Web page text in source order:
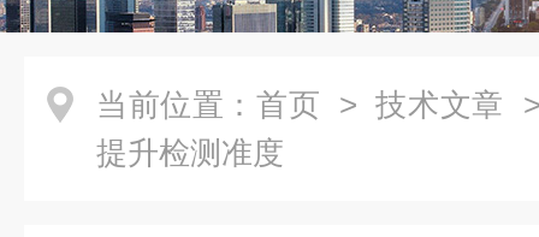
当前位置： 首页 > 技术文章
提升检测准度